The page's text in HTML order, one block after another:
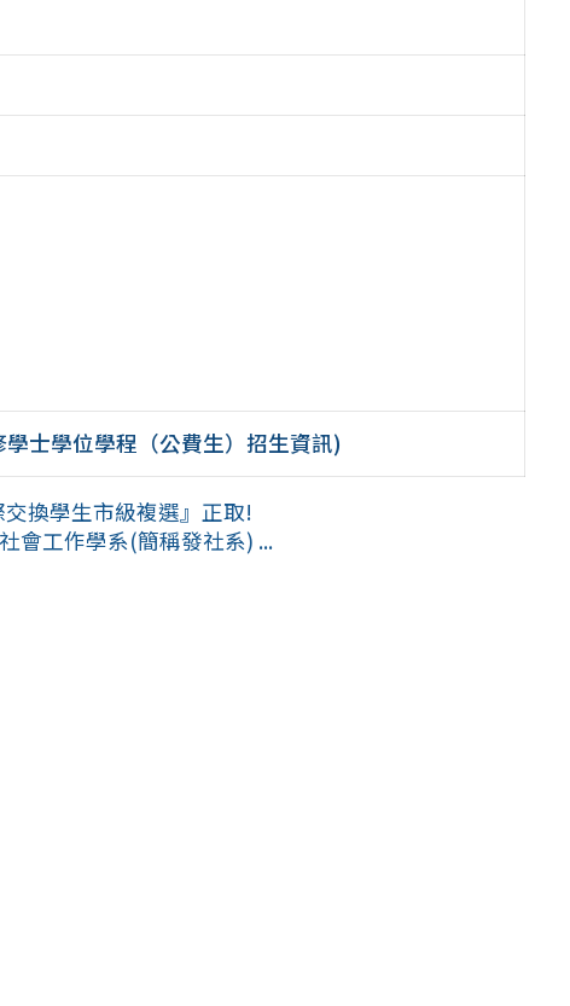
士學位學程（公費生）招生資訊)
換學生市級複選』正取!
會工作學系(簡稱發社系) ...